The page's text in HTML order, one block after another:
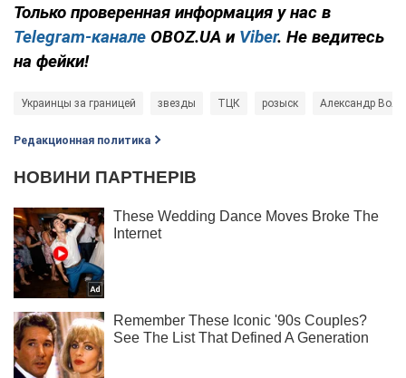
Только проверенная информация у нас в
Telegram-канале OBOZ.UA и Viber. Не ведитесь
на фейки!
Украинцы за границей звезды ТЦК розыск Александр
Редакционная политика